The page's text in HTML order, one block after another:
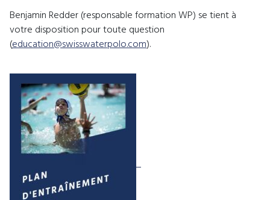
Benjamin Redder (responsable formation WP) se tient à
votre disposition pour toute question
(education@swisswaterpolo.com).